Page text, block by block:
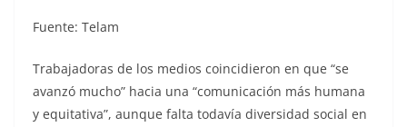
Fuente: Telam
Trabajadoras de los medios coincidieron en que “se
avanzó mucho” hacia una “comunicación más humana
y equitativa”, aunque falta todavía diversidad social en